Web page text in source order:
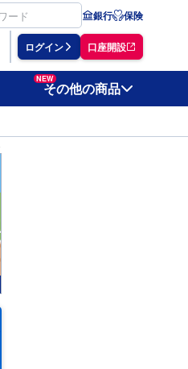
銀行 保険
ログイン 口座開設
NEW
その他の商品